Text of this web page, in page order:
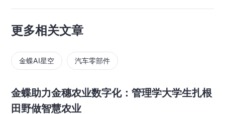
更多相关文章
金蝶AI星空 汽车零部件
金蝶助力金穗农业数字化：管理学大学生扎根
田野做智慧农业